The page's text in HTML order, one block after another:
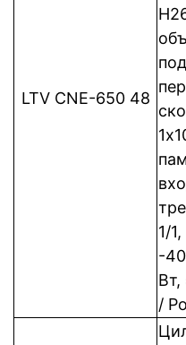
LTV CNE-650 48
1/
-
Вт,
/